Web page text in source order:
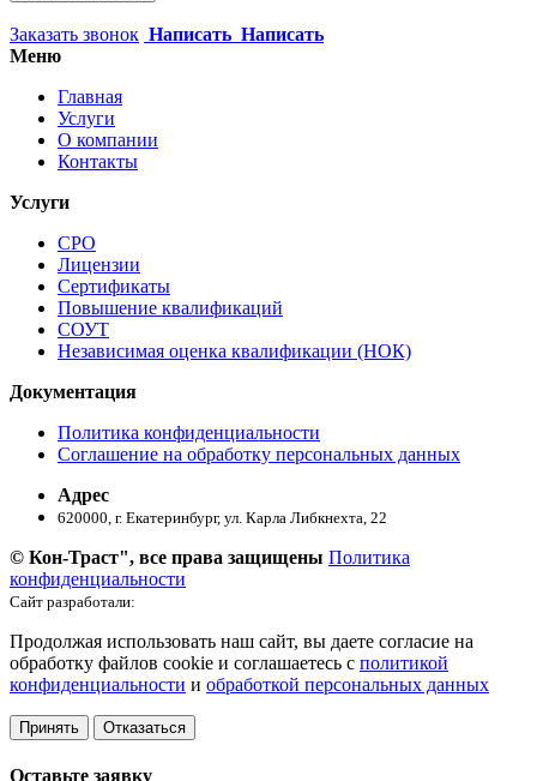
Заказать звонок Написать Написать
Меню
Главная
Услуги
О компании
Контакты
Услуги
СРО
Лицензии
Сертификаты
Повышение квалификаций
СОУТ
Независимая оценка квалификации (НОК)
Документация
Политика конфиденциальности
Соглашение на обработку персональных данных
Адрес
620000, г. Екатеринбург, ул. ​Карла Либкнехта, 22
© Кон-Траст", все права защищены Политика
конфиденциальности
Сайт разработали:
Продолжая использовать наш сайт, вы даете согласие на
обработку файлов cookie и соглашаетесь с политикой
конфиденциальности и обработкой персональных данных
Принять Отказаться
Оставьте заявку